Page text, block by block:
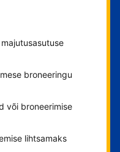
broneeringu
või broneerimise
lihtsamaks